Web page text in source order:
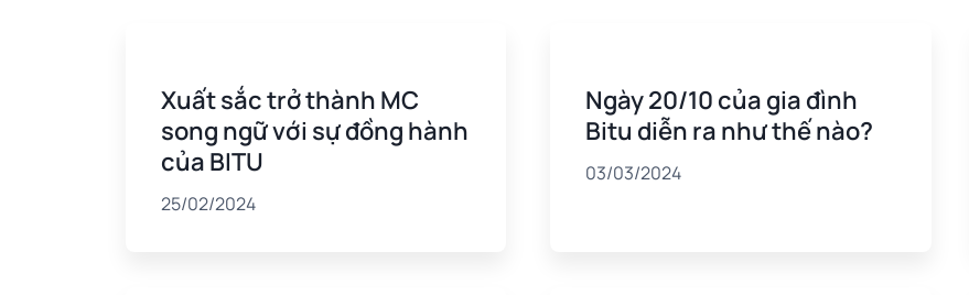
Xuất sắc trở thành MC
song ngữ với sự đồng hành
của BITU
25/02/2024
Ngày 20/10 của gia đình
Bitu diễn ra như thế nào?
03/03/2024